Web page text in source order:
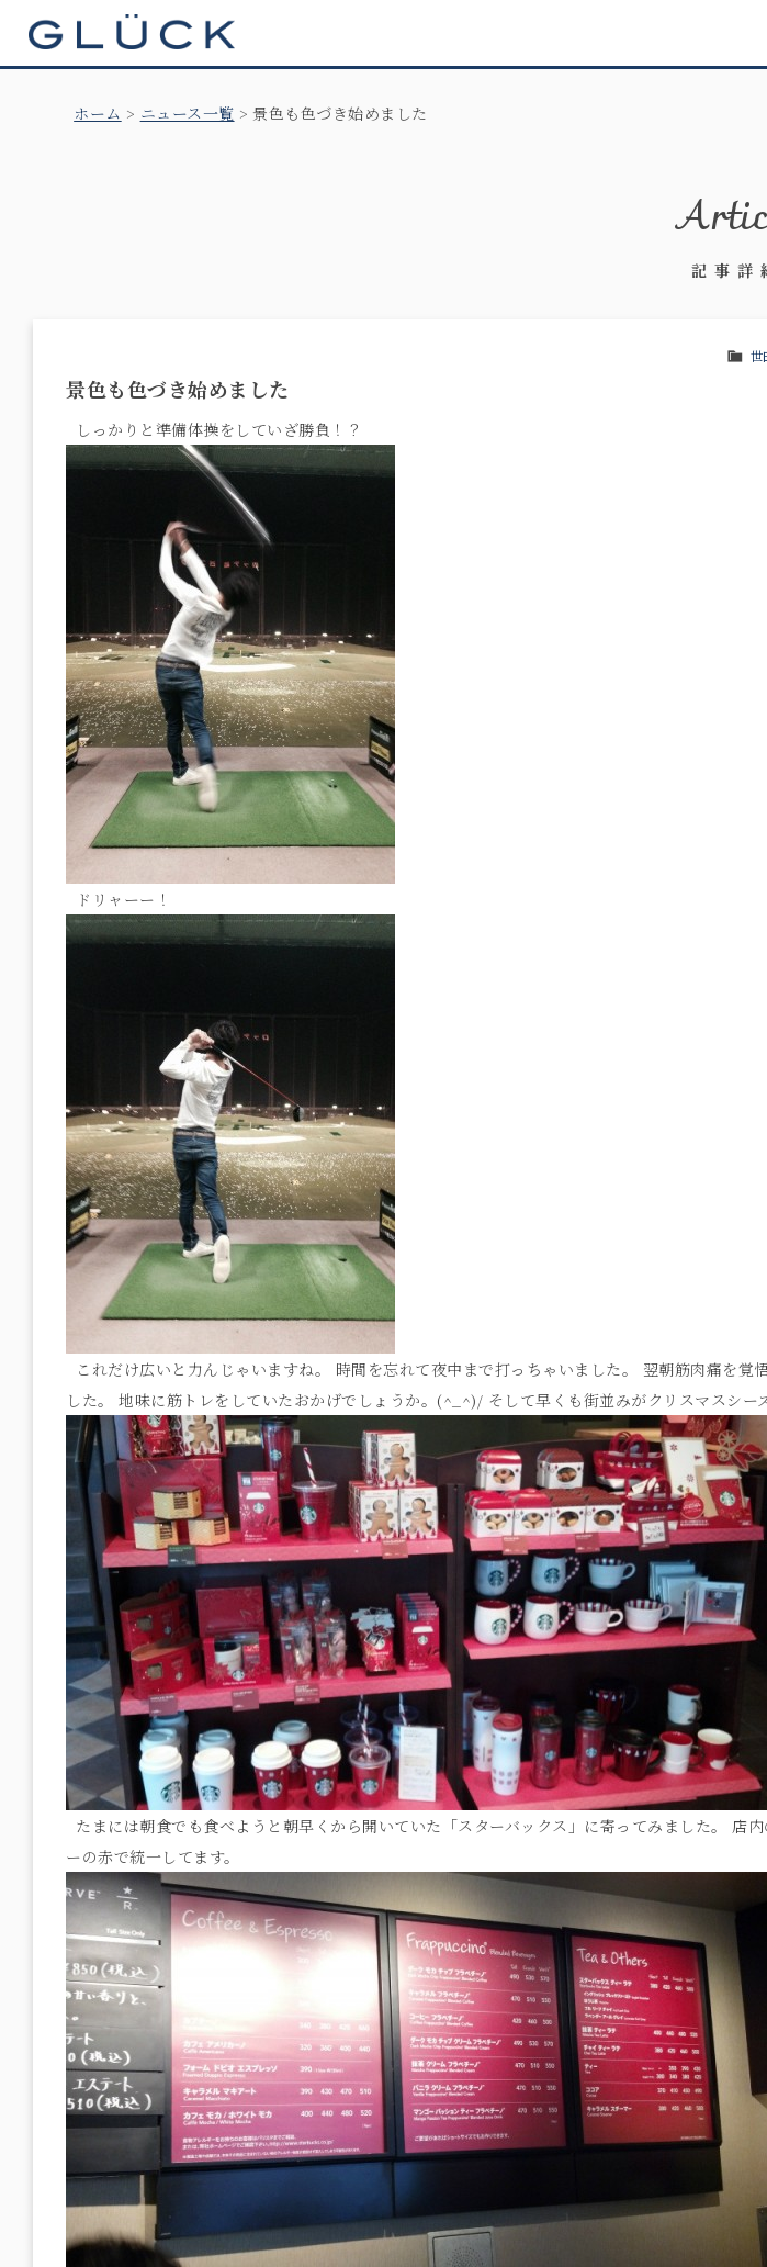
ホーム ニュース一覧 景色も色づき始めました
記事詳
世
景色も色づき始めました
しっかりと準備体操をしていざ勝負！？
ドリャーー！
これだけ広いと力んじゃいますね。 時間を忘れて夜中まで打っちゃいました。 翌朝筋肉痛を覚
した。 地味に筋トレをしていたおかげでしょうか。(^_^)/ そして早くも街並みがクリスマスシー
たまには朝食でも食べようと朝早くから開いていた「スターバックス」に寄ってみました。 店
ーの赤で統一してます。